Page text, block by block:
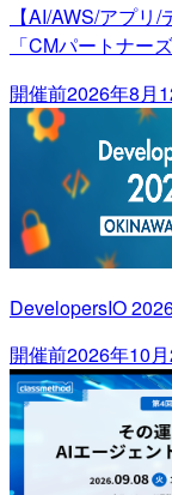
【AI/AWS/アプ
「CMパートナー
開催前2026年8月
DevelopersIO
開催前2026年10